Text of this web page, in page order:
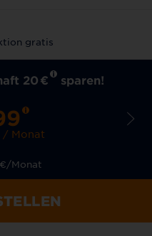
gratis
20 € sparen!
/ Monat
€/Monat